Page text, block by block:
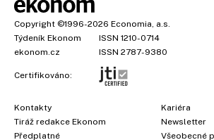
Copyright ©1996-2026 Economia, a.s.
Týdeník Ekonom
ISSN 1210-0714
ekonom.cz
ISSN 2787-9380
Certifikováno:
Kontakty
Tiráž redakce Ekonom
Předplatné
Kariéra
Newsletter
Všeobecné